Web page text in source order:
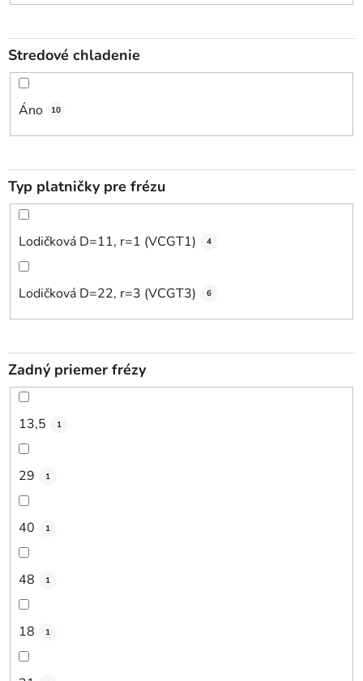
Stredové chladenie
Áno 10
Typ platničky pre frézu
Lodičková D=11, r=1 (VCGT1) 4
Lodičková D=22, r=3 (VCGT3) 6
Zadný priemer frézy
13,5 1
29 1
40 1
48 1
18 1